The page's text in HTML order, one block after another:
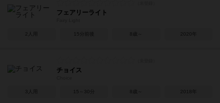
フェアリーライト
2人用 15分前後 8歳～ 2020年
チョイス
3人用 15～30分 8歳～ 2018年